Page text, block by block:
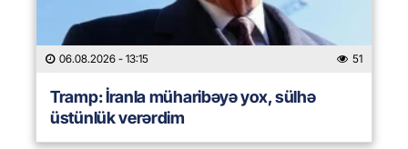
06.08.2026 - 13:15 51
Tramp: İranla müharibəyə yox, sülhə
üstünlük verərdim